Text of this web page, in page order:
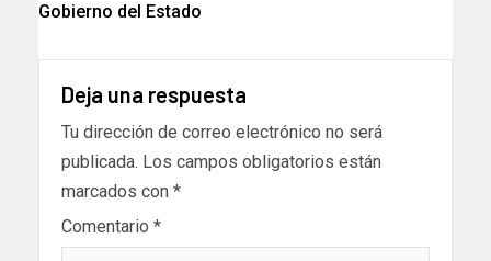
Gobierno del Estado
Deja una respuesta
Tu dirección de correo electrónico no será
publicada. Los campos obligatorios están
marcados con *
Comentario *